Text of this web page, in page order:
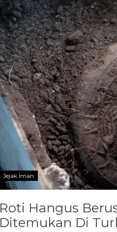
Jejak Iman
Roti Hangus
Ditemukan Di